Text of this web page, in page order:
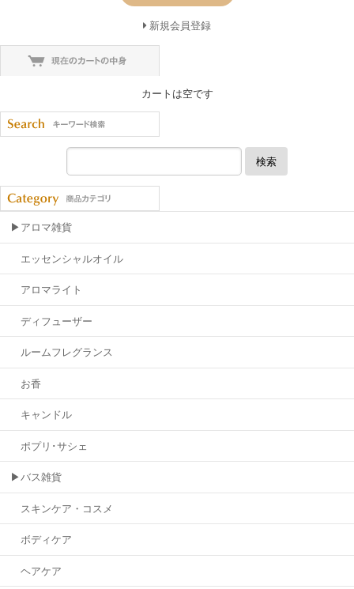
新規会員登録
カートは空です
検索
▶アロマ雑貨
エッセンシャルオイル
アロマライト
ディフューザー
ルームフレグランス
お香
キャンドル
ポプリ･サシェ
▶バス雑貨
スキンケア・コスメ
ボディケア
ヘアケア